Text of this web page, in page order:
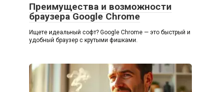
Преимущества и возможности
браузера Google Chrome
Ищете идеальный софт? Google Chrome — это быстрый и
удобный браузер с крутыми фишками.